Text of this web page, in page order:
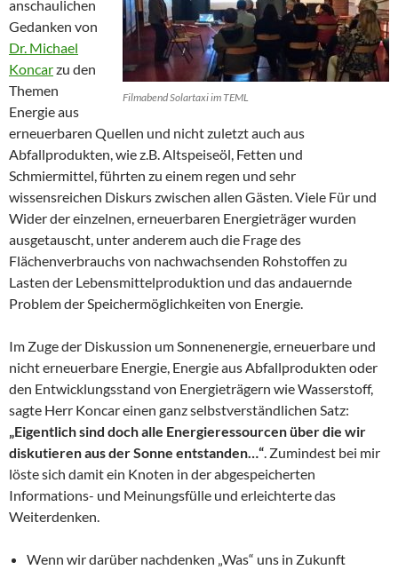
Filmabend Solartaxi im TEML
anschaulichen
Gedanken von
Dr. Michael
Koncarzu den
Themen
Energie aus
erneuerbaren Quellen und nicht zuletzt auch aus
Abfallprodukten, wie z.B. Altspeiseöl, Fetten und
Schmiermittel, führten zu einem regen und sehr
wissensreichen Diskurs zwischen allen Gästen. Viele Für und
Wider der einzelnen, erneuerbaren Energieträger wurden
ausgetauscht, unter anderem auch die Frage des
Flächenverbrauchs von nachwachsenden Rohstoffen zu
Lasten der Lebensmittelproduktion und das andauernde
Problem der Speichermöglichkeiten von Energie.
Im Zuge der Diskussion um Sonnenenergie, erneuerbare und
nicht erneuerbare Energie, Energie aus Abfallprodukten oder
den Entwicklungsstand von Energieträgern wie Wasserstoff,
sagte Herr Koncar einen ganz selbstverständlichen Satz:
„Eigentlich sind doch alle Energieressourcen über die wir
diskutieren aus der Sonne entstanden…“ . Zumindest bei mir
löste sich damit ein Knoten in der abgespeicherten
Informations- und Meinungsfülle und erleichterte das
Weiterdenken.
Wenn wir darüber nachdenken „Was“ uns in Zukunft